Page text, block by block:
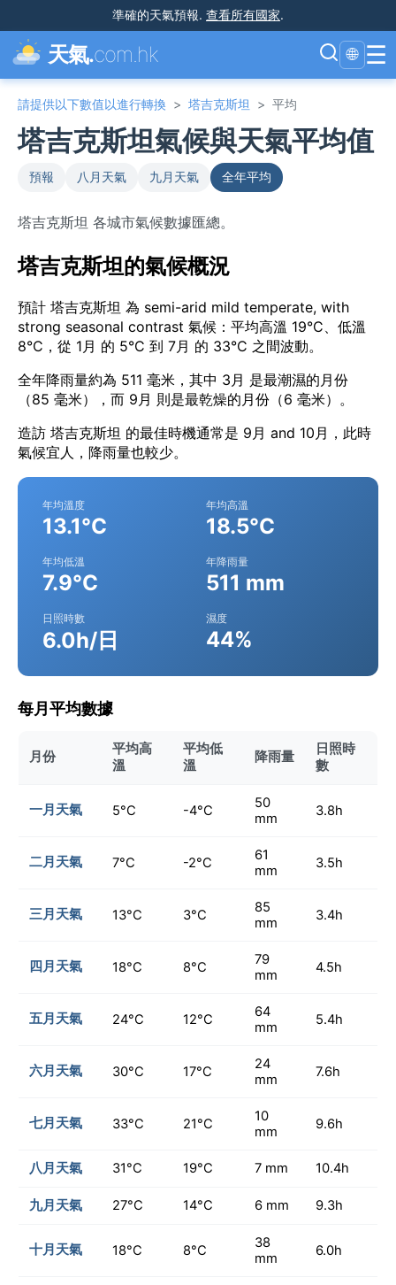
準確的天氣預報. 查看所有國家.
天氣.com.hk 🌐 ☰
請提供以下數值以進行轉換 > 塔吉克斯坦 > 平均
塔吉克斯坦氣候與天氣平均值
預報 八月天氣 九月天氣 全年平均
塔吉克斯坦 各城市氣候數據匯總。
塔吉克斯坦的氣候概況
預計 塔吉克斯坦 為 semi-arid mild temperate, with
strong seasonal contrast 氣候：平均高溫 19°C、低溫
8°C，從 1月 的 5°C 到 7月 的 33°C 之間波動。
全年降雨量約為 511 毫米，其中 3月 是最潮濕的月份
（85 毫米），而 9月 則是最乾燥的月份（6 毫米）。
造訪 塔吉克斯坦 的最佳時機通常是 9月 and 10月，此時
氣候宜人，降雨量也較少。
年均溫度
13.1°C
年均高溫
18.5°C
年均低溫
7.9°C
年降雨量
511 mm
日照時數
6.0h/日
濕度
44%
每月平均數據
月份
平均高
溫
平均低
溫
降雨量
日照時
數
一月天氣 5°C -4°C
50
mm
3.8h
二月天氣 7°C -2°C
61
mm
3.5h
三月天氣 13°C 3°C
85
mm
3.4h
四月天氣 18°C 8°C
79
mm
4.5h
五月天氣 24°C 12°C
64
mm
5.4h
六月天氣 30°C 17°C
24
mm
7.6h
七月天氣 33°C 21°C
10
mm
9.6h
八月天氣 31°C 19°C 7 mm 10.4h
九月天氣 27°C 14°C 6 mm 9.3h
十月天氣 18°C 8°C
38
mm
6.0h